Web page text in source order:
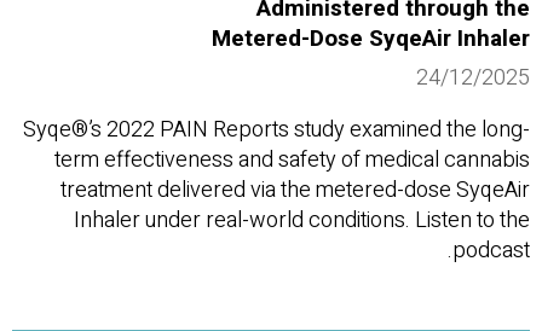
Administered through the
Metered-Dose SyqeAir Inhaler
24/12/2025
Syqe®’s 2022 PAIN Reports study examined the long-
term effectiveness and safety of medical cannabis
treatment delivered via the metered-dose SyqeAir
Inhaler under real-world conditions. Listen to the
podcast.